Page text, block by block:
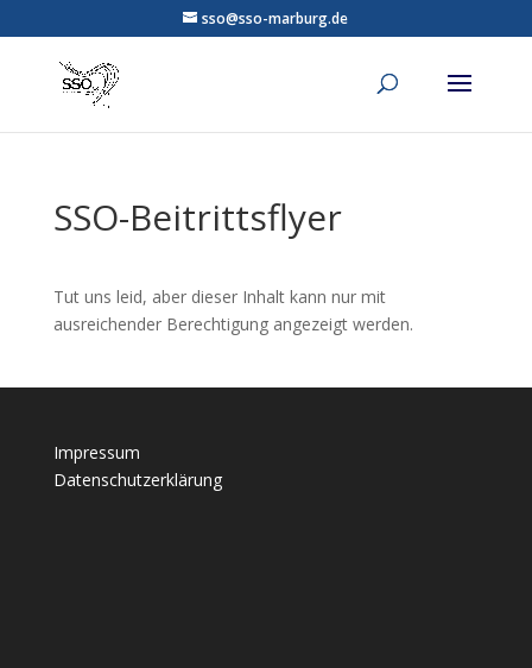
sso@sso-marburg.de
SSO-Beitrittsflyer
Tut uns leid, aber dieser Inhalt kann nur mit
ausreichender Berechtigung angezeigt werden.
Impressum
Datenschutzerklärung